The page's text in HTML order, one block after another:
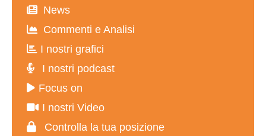
News
Commenti e Analisi
I nostri grafici
I nostri podcast
Focus on
I nostri Video
Controlla la tua posizione